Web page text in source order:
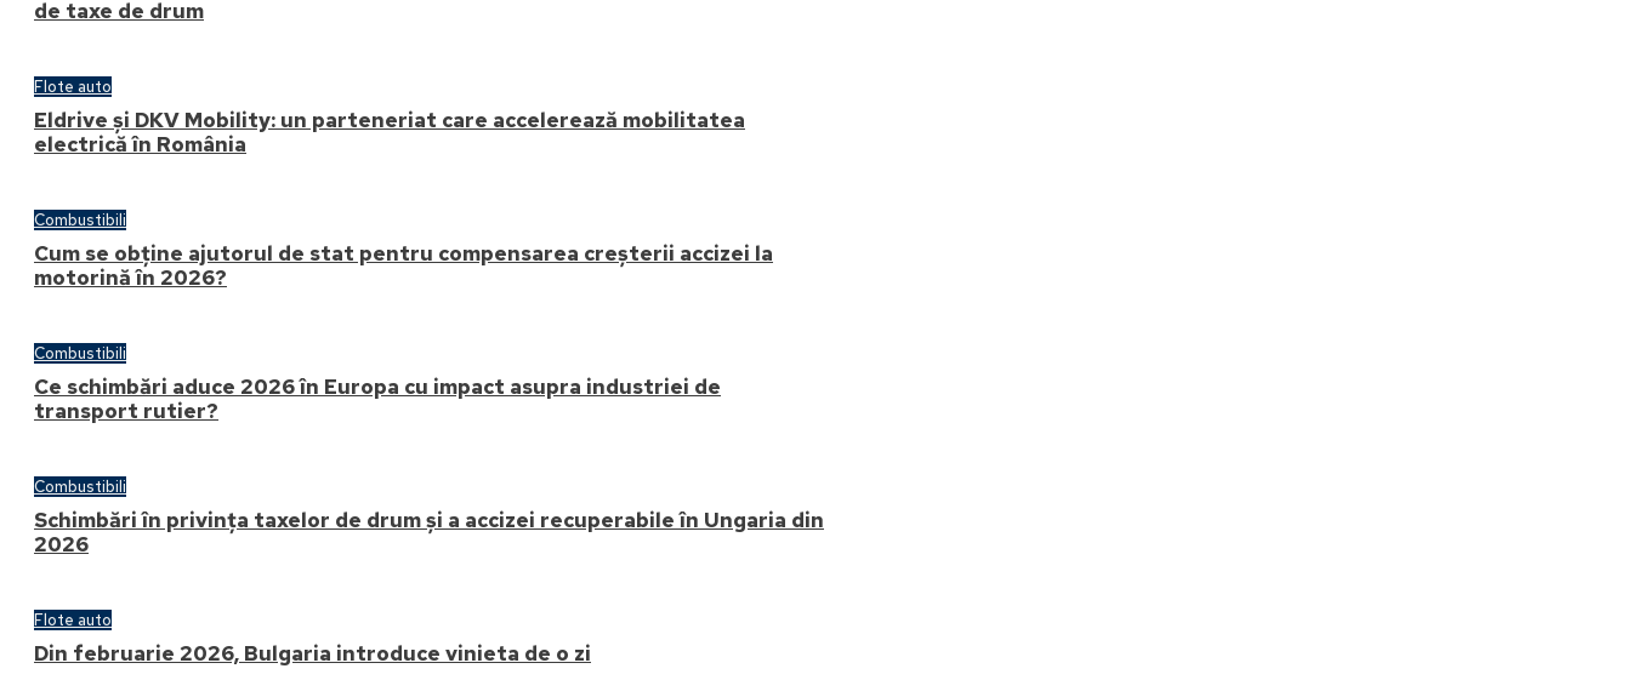
de taxe de drum
Flote auto
Eldrive și DKV Mobility: un parteneriat care accelerează mobilitatea
electrică în România
Combustibili
Cum se obține ajutorul de stat pentru compensarea creșterii accizei la
motorină în 2026?
Combustibili
Ce schimbări aduce 2026 în Europa cu impact asupra industriei de
transport rutier?
Combustibili
Schimbări în privința taxelor de drum și a accizei recuperabile în Ungaria din
2026
Flote auto
Din februarie 2026, Bulgaria introduce vinieta de o zi